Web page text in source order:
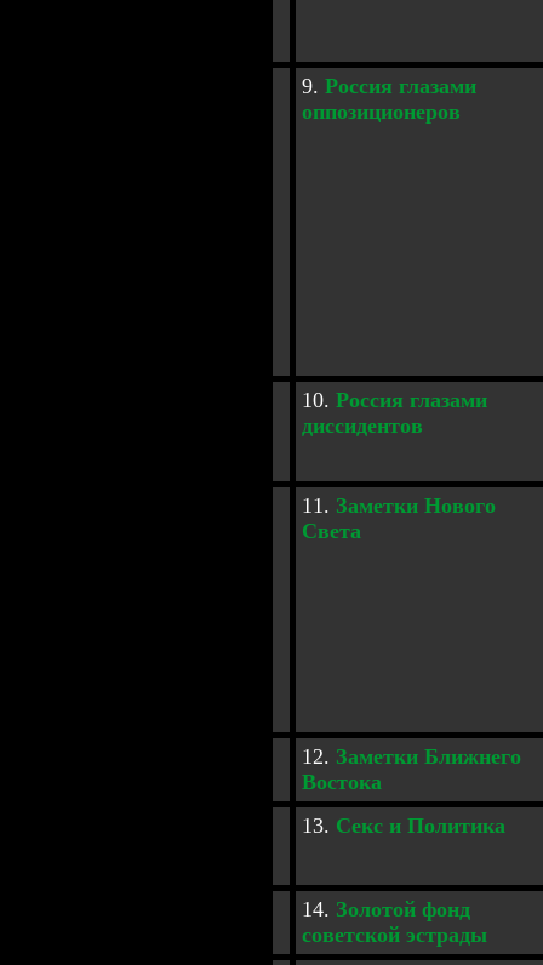
9. Россия глазами
оппозиционеров
10. Россия глазами
диссидентов
11. Заметки Нового
Света
12. Заметки Ближнего
Востока
13. Секс и Политика
14. Золотой фонд
советской эстрады